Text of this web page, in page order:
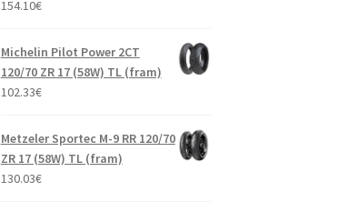
154.10€
Michelin Pilot Power 2CT
120/70 ZR 17 (58W) TL (fram)
102.33€
Metzeler Sportec M-9 RR 120/70
ZR 17 (58W) TL (fram)
130.03€